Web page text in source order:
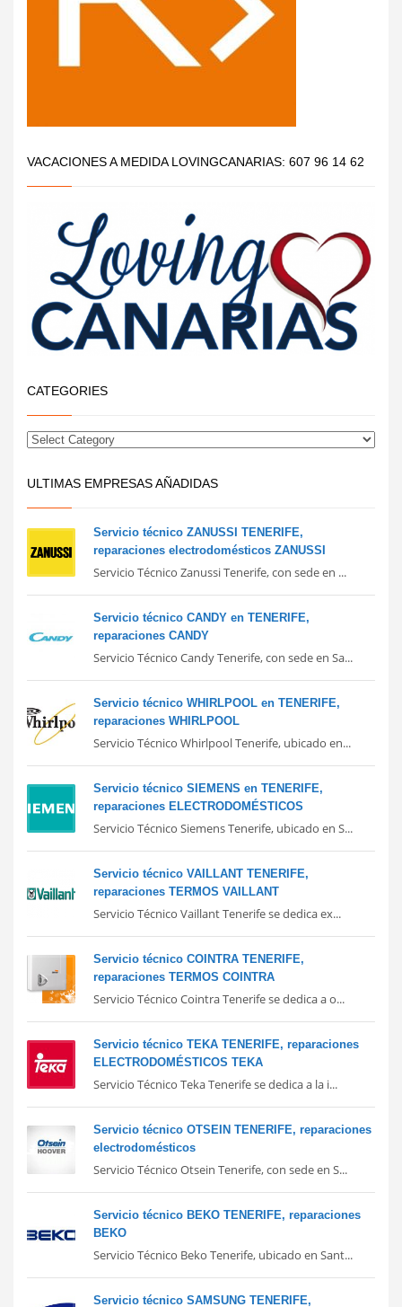
VACACIONES A MEDIDA LOVINGCANARIAS: 607 96 14 62
CATEGORIES
ULTIMAS EMPRESAS AÑADIDAS
Servicio técnico ZANUSSI TENERIFE,
reparaciones electrodomésticos ZANUSSI
Servicio Técnico Zanussi Tenerife, con sede en ...
Servicio técnico CANDY en TENERIFE,
reparaciones CANDY
Servicio Técnico Candy Tenerife, con sede en Sa...
Servicio técnico WHIRLPOOL en TENERIFE,
reparaciones WHIRLPOOL
Servicio Técnico Whirlpool Tenerife, ubicado en...
Servicio técnico SIEMENS en TENERIFE,
reparaciones ELECTRODOMÉSTICOS
Servicio Técnico Siemens Tenerife, ubicado en S...
Servicio técnico VAILLANT TENERIFE,
reparaciones TERMOS VAILLANT
Servicio Técnico Vaillant Tenerife se dedica ex...
Servicio técnico COINTRA TENERIFE,
reparaciones TERMOS COINTRA
Servicio Técnico Cointra Tenerife se dedica a o...
Servicio técnico TEKA TENERIFE, reparaciones
ELECTRODOMÉSTICOS TEKA
Servicio Técnico Teka Tenerife se dedica a la i...
Servicio técnico OTSEIN TENERIFE, reparaciones
electrodomésticos
Servicio Técnico Otsein Tenerife, con sede en S...
Servicio técnico BEKO TENERIFE, reparaciones
BEKO
Servicio Técnico Beko Tenerife, ubicado en Sant...
Servicio técnico SAMSUNG TENERIFE,